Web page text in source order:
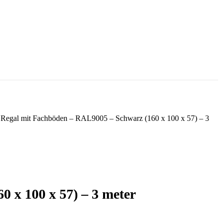
mit Fachböden – RAL9005 – Schwarz (160 x 100 x 57) – 3
x 100 x 57) – 3 meter